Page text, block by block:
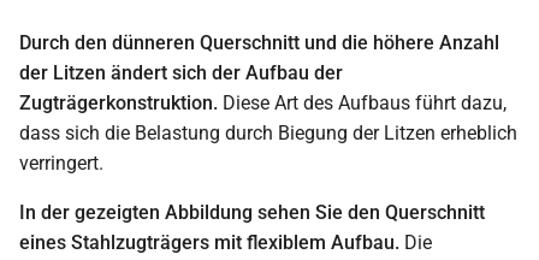
Durch den dünneren Querschnitt und die höhere Anzahl
der Litzen ändert sich der Aufbau der
Zugträgerkonstruktion. Diese Art des Aufbaus führt dazu,
dass sich die Belastung durch Biegung der Litzen erheblich
verringert.
In der gezeigten Abbildung sehen Sie den Querschnitt
eines Stahlzugträgers mit flexiblem Aufbau. Die